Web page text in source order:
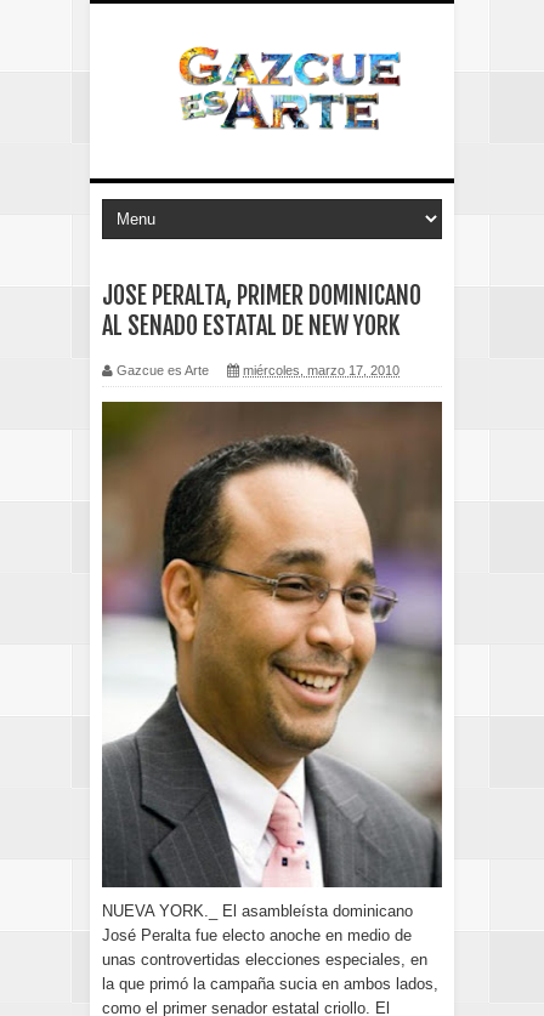
JOSE PERALTA, PRIMER DOMINICANO
AL SENADO ESTATAL DE NEW YORK
Gazcue es Arte miércoles, marzo 17, 2010
NUEVA YORK._ El asambleísta dominicano
José Peralta fue electo anoche en medio de
unas controvertidas elecciones especiales, en
la que primó la campaña sucia en ambos lados,
como el primer senador estatal criollo. El